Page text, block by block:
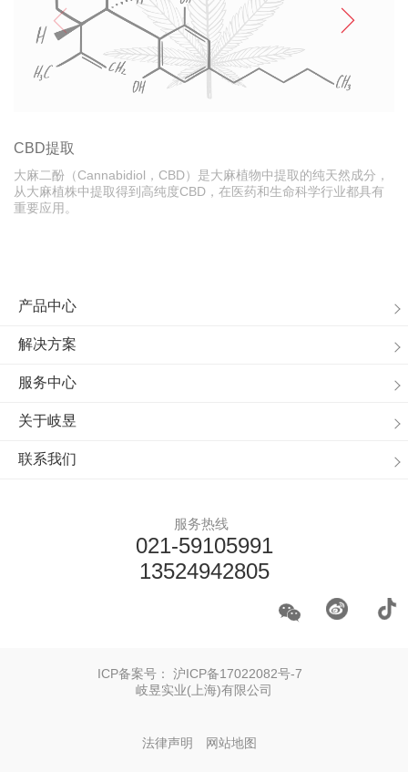
CBD提取
大麻二酚（Cannabidiol，CBD）是大麻植物中提取的纯天然成分，
从大麻植株中提取得到高纯度CBD，在医药和生命科学行业都具有
重要应用。
产品中心
解决方案
服务中心
关于岐昱
联系我们
服务热线
021-59105991
13524942805
ICP备案号： 沪ICP备17022082号-7
岐昱实业(上海)有限公司
法律声明 网站地图